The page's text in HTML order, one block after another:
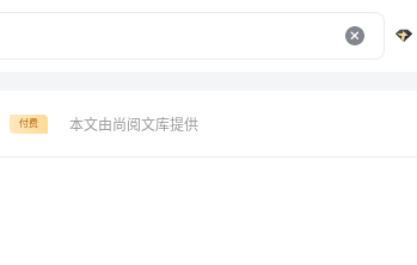
付费 本文由尚阅文库提供